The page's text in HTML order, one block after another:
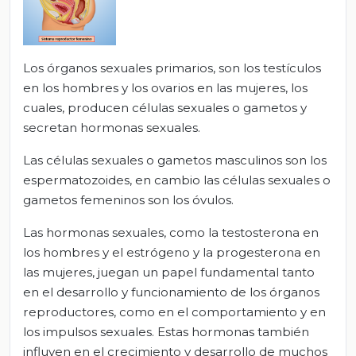
Los órganos sexuales primarios, son los testículos
en los hombres y los ovarios en las mujeres, los
cuales, producen células sexuales o gametos y
secretan hormonas sexuales.
Las células sexuales o gametos masculinos son los
espermatozoides, en cambio las células sexuales o
gametos femeninos son los óvulos.
Las hormonas sexuales, como la testosterona en
los hombres y el estrógeno y la progesterona en
las mujeres, juegan un papel fundamental tanto
en el desarrollo y funcionamiento de los órganos
reproductores, como en el comportamiento y en
los impulsos sexuales. Estas hormonas también
influyen en el crecimiento y desarrollo de muchos